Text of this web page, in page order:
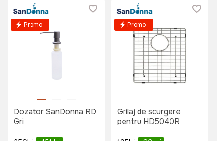
Promo
Dozator SanDonna RD
Gri
Promo
Grilaj de scurgere
pentru HD5040R